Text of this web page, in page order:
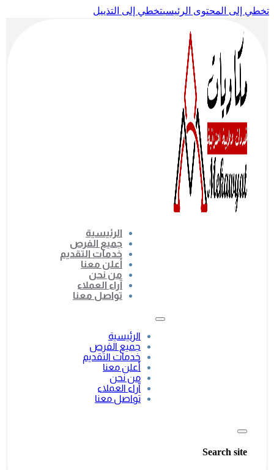
تخطي إلى المحتوى الرئيسيتخطي إلى التذييل
الرئيسية
جميع الفرص
خدمات التقديم
أعلن معنا
من نحن
آراء العملاء
تواصل معنا
الرئيسية
جميع الفرص
خدمات التقديم
أعلن معنا
من نحن
آراء العملاء
تواصل معنا
Search site